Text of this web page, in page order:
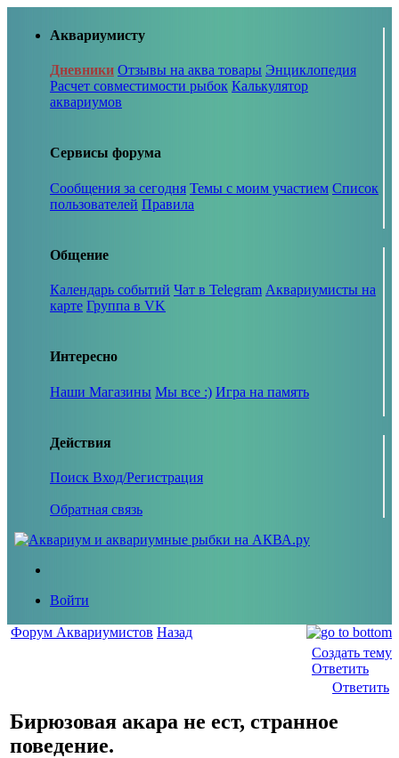
Аквариумисту
Дневники Отзывы на аква товары Энциклопедия
Расчет совместимости рыбок Калькулятор
аквариумов
Сервисы форума
Сообщения за сегодня Темы с моим участием Список
пользователей Правила
Общение
Календарь событий Чат в Telegram Аквариумисты на
карте Группа в VK
Интересно
Наши Магазины Мы все :) Игра на память
Действия
Поиск Вход/Регистрация
Обратная связь
Войти
Форум Аквариумистов Назад
Создать тему
Ответить
Ответить
Бирюзовая акара не ест, странное
поведение.